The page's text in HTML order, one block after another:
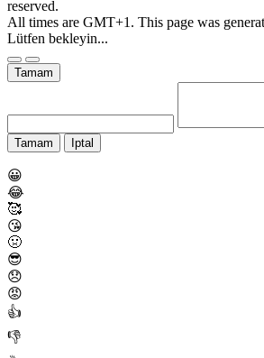
reserved.
All times are GMT+1. This page was
Lütfen bekleyin...
Tamam
Tamam Iptal
😀
😂
🥰
😘
🤢
😎
😞
😡
👍
👎